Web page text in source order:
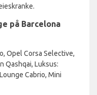
på Barcelona
Opel Corsa Selective,
Qashqai, Luksus:
Cabrio, Mini